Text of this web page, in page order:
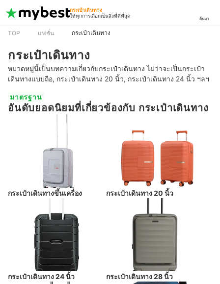
กระเป๋าเดินทาง
ให้ทุกการเลือกเป็นสิ่งที่ดีที่สุด
ค้นหา
TOP แฟชั่น กระเป๋าเดินทาง
กระเป๋าเดินทาง
หมวดหมู่นี้เป็นบทความเกี่ยวกับกระเป๋าเดินทาง ไม่ว่าจะเป็นกระเป๋า
เดินทางแบบถือ, กระเป๋าเดินทาง 20 นิ้ว, กระเป๋าเดินทาง 24 นิ้ว ฯลฯ
มาตรฐาน
อันดับยอดนิยมที่เกี่ยวข้องกับ กระเป๋าเดินทาง
กระเป๋าเดินทางขึ้นเครื่อง กระเป๋าเดินทาง 20 นิ้ว
กระเป๋าเดินทาง 24 นิ้ว กระเป๋าเดินทาง 28 นิ้ว